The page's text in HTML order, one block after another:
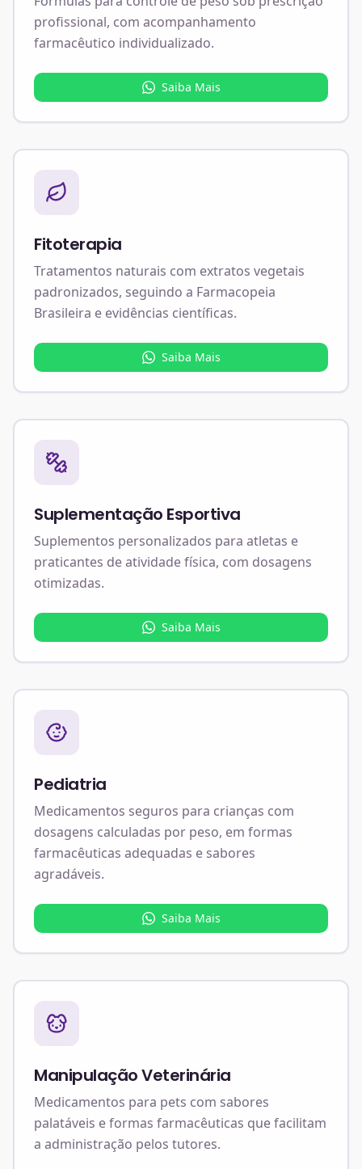
profissional, com acompanhamento
farmacêutico individualizado.
Saiba Mais
Fitoterapia
Tratamentos naturais com extratos vegetais
padronizados, seguindo a Farmacopeia
Brasileira e evidências científicas.
Saiba Mais
Suplementação Esportiva
Suplementos personalizados para atletas e
praticantes de atividade física, com dosagens
otimizadas.
Saiba Mais
Pediatria
Medicamentos seguros para crianças com
dosagens calculadas por peso, em formas
farmacêuticas adequadas e sabores
agradáveis.
Saiba Mais
Manipulação Veterinária
Medicamentos para pets com sabores
palatáveis e formas farmacêuticas que facilitam
a administração pelos tutores.